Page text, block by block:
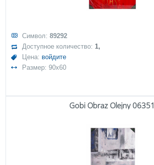
Символ:89292
Доступное количество:1,
Цена: войдите
Размер: 90x60
Gobi Obraz Olejny 06351